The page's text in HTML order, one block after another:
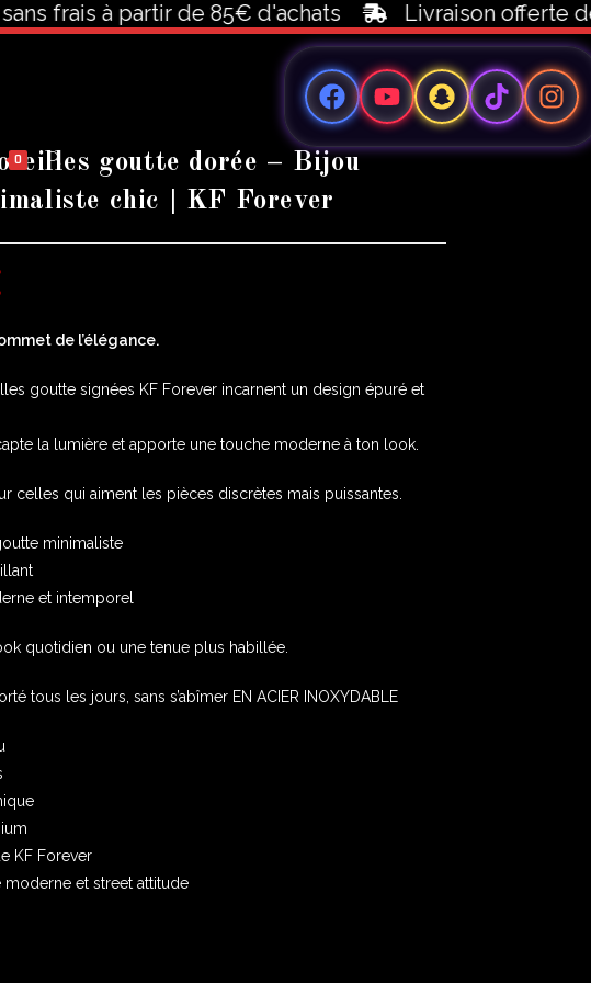
à partir de 85€ d'achats Livraison offerte dès
0
goutte dorée – Bijou
chic | KF Forever
de l’élégance.
goutte signées KF Forever incarnent un design épuré et
la lumière et apporte une touche moderne à ton look.
celles qui aiment les pièces discrètes mais puissantes.
minimaliste
et intemporel
quotidien ou une tenue plus habillée.
tous les jours, sans s’abîmer EN ACIER INOXYDABLE
KF Forever
moderne et street attitude